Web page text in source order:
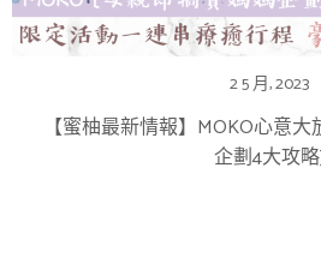
2 5 月, 2023
【蜜柚最新情報】MOKO心意
企劃4大攻